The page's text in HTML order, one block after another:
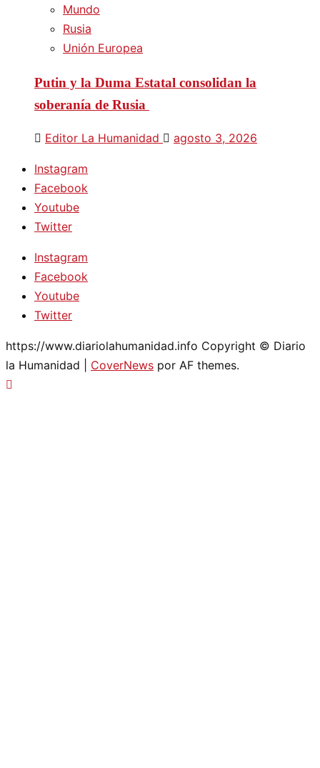
Mundo
Rusia
Unión Europea
Putin y la Duma Estatal consolidan la
soberanía de Rusia
Editor La Humanidad agosto 3, 2026
Instagram
Facebook
Youtube
Twitter
Instagram
Facebook
Youtube
Twitter
https://www.diariolahumanidad.info Copyright © Diario
la Humanidad
CoverNews por AF themes.